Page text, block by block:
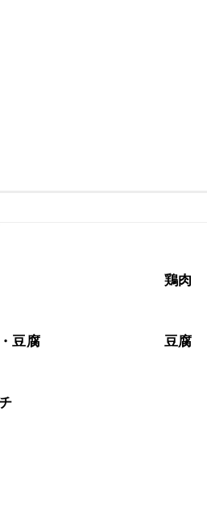
べくお早めにお召し上がりください。
鶏肉
豆腐 豆腐